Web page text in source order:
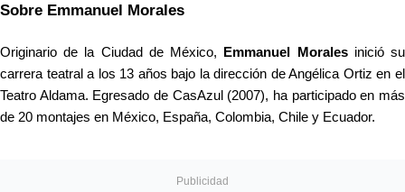
Sobre Emmanuel Morales
Originario de la Ciudad de México, Emmanuel Morales inició su
carrera teatral a los 13 años bajo la dirección de Angélica Ortiz en el
Teatro Aldama. Egresado de CasAzul (2007), ha participado en más
de 20 montajes en México, España, Colombia, Chile y Ecuador.